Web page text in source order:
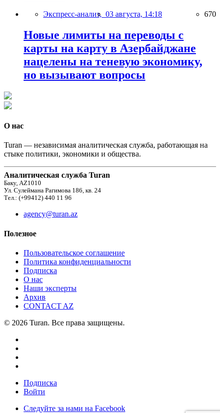
Экспресс-анализ, 03 августа, 14:18 670
Новые лимиты на переводы с
карты на карту в Азербайджане
нацелены на теневую экономику,
но вызывают вопросы
О нас
Turan — независимая аналитическая служба, работающая на
стыке политики, экономики и общества.
Аналитическая служба Turan
Баку, AZ1010
Ул. Сулеймана Рагимова 186, кв. 24
Тел.: (+99412) 440 11 96
agency@turan.az
Полезное
Пользовательское соглашение
Политика конфиденциальности
Подписка
О нас
Наши эксперты
Архив
CONTACT AZ
© 2026 Turan. Все права защищены.
Подписка
Войти
Следуйте за нами на Facebook